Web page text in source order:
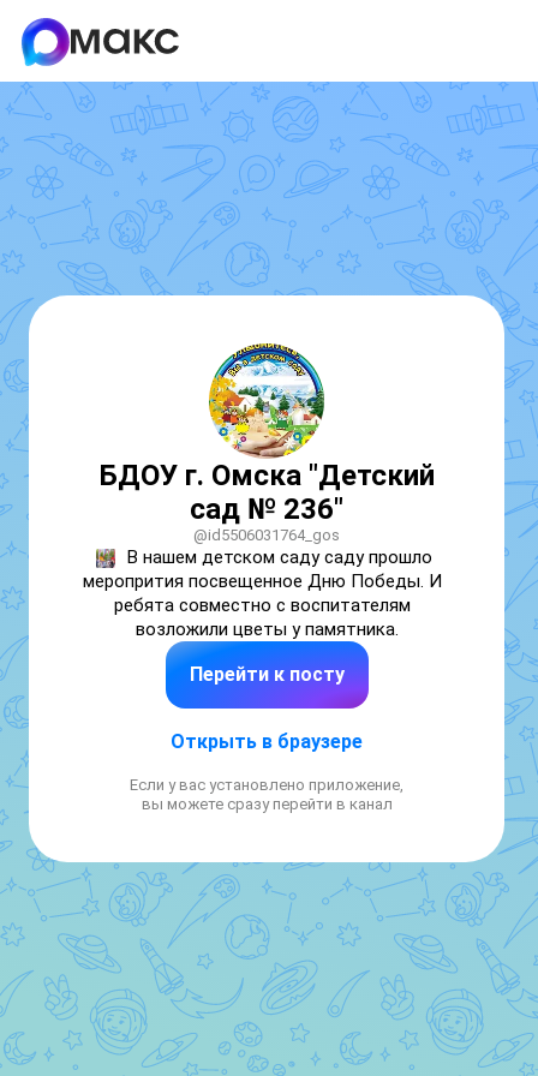
БДОУ г. Омска "Детский
сад № 236"
@id5506031764_gos
В нашем детском саду саду прошло
меропрития посвещенное Дню Победы. И
ребята совместно с воспитателям
возложили цветы у памятника.
Перейти к посту
Открыть в браузере
Если у вас установлено приложение,
вы можете сразу перейти в канал